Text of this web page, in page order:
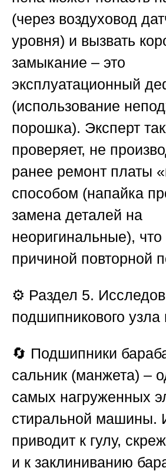
(через воздуховод
уровня) и вызвать
замыкание – это
эксплуатационный
(использование
порошка). Эксперт
проверяет, не
ранее ремонт платы
способом (напайка
замена деталей на
неоригинальные), что
причиной повторной
⚙️ Раздел 5.
подшипникового узла
🔄 Подшипники
сальник (манжета) –
самых нагруженных
стиральной машины.
приводит к гулу,
и к заклиниванию